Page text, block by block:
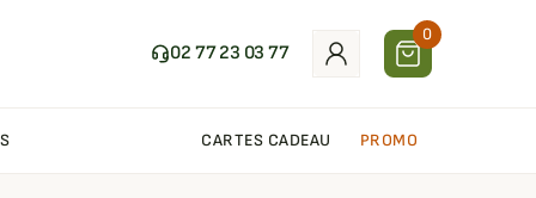
02 77 23 03 77
0
CARTES CADEAU PROMO